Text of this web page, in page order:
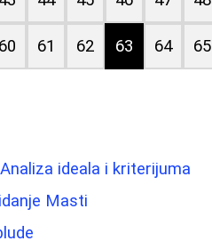
60 61 62 63 64 65
ideala i kriterijuma
Masti